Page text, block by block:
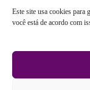
Este site usa cookies para
você está de acordo com